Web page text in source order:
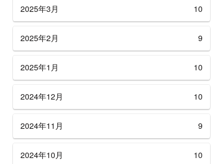
2025年3月 10
2025年2月 9
2025年1月 10
2024年12月 10
2024年11月 9
2024年10月 10